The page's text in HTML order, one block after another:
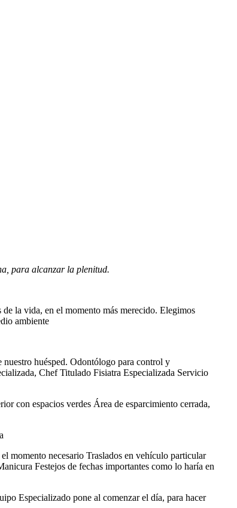
para alcanzar la plenitud.
la vida, en el momento más merecido. Elegimos
ambiente
nuestro huésped. Odontólogo para control y
Chef Titulado Fisiatra Especializada Servicio
con espacios verdes Área de esparcimiento cerrada,
momento necesario Traslados en vehículo particular
Festejos de fechas importantes como lo haría en
Especializado pone al comenzar el día, para hacer